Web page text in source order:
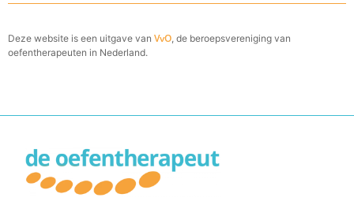
Deze website is een uitgave van VvO , de beroepsvereniging van
oefentherapeuten in Nederland.